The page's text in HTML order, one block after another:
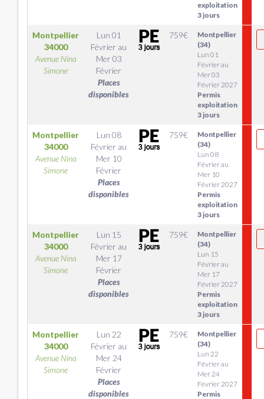
exploitation
3 jours
Montpellier
34000
Avenue Nina
Simone
Lun 01
Février au
Mer 03
Février
Places
disponibles
759€
Montpellier
(34)
Lun 01
Février au
Mer 03
Février 2027
Permis
exploitation
3 jours
Montpellier
34000
Avenue Nina
Simone
Lun 08
Février au
Mer 10
Février
Places
disponibles
759€
Montpellier
(34)
Lun 08
Février au
Mer 10
Février 2027
Permis
exploitation
3 jours
Montpellier
34000
Avenue Nina
Simone
Lun 15
Février au
Mer 17
Février
Places
disponibles
759€
Montpellier
(34)
Lun 15
Février au
Mer 17
Février 2027
Permis
exploitation
3 jours
Montpellier
34000
Avenue Nina
Simone
Lun 22
Février au
Mer 24
Février
Places
disponibles
759€
Montpellier
(34)
Lun 22
Février au
Mer 24
Février 2027
Permis